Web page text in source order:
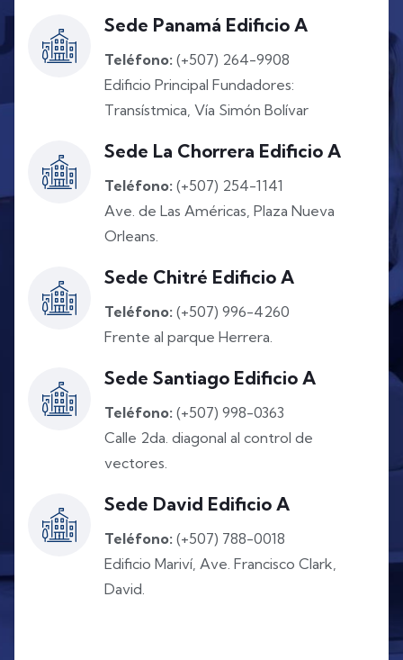
Sede Panamá Edificio A
Teléfono: (+507) 264-9908
Edificio Principal Fundadores:
Transístmica, Vía Simón Bolívar
Sede La Chorrera Edificio A
Teléfono: (+507) 254-1141
Ave. de Las Américas, Plaza Nueva
Orleans.
Sede Chitré Edificio A
Teléfono: (+507) 996-4260
Frente al parque Herrera.
Sede Santiago Edificio A
Teléfono: (+507) 998-0363
Calle 2da. diagonal al control de
vectores.
Sede David Edificio A
Teléfono: (+507) 788-0018
Edificio Mariví, Ave. Francisco Clark,
David.